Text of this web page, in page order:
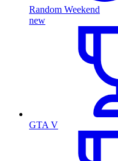
Random Weekend
new
GTA V